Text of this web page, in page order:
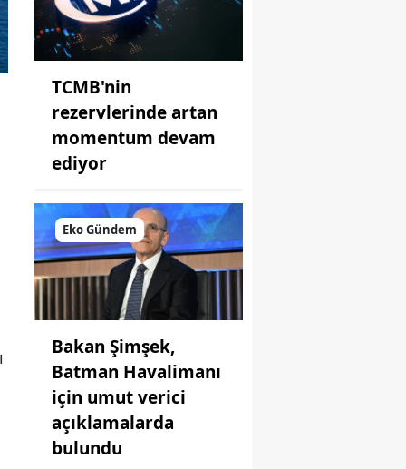
TCMB'nin
rezervlerinde artan
momentum devam
ediyor
Eko Gündem
Bakan Şimşek,
Batman Havalimanı
için umut verici
açıklamalarda
bulundu